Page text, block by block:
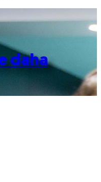
daha